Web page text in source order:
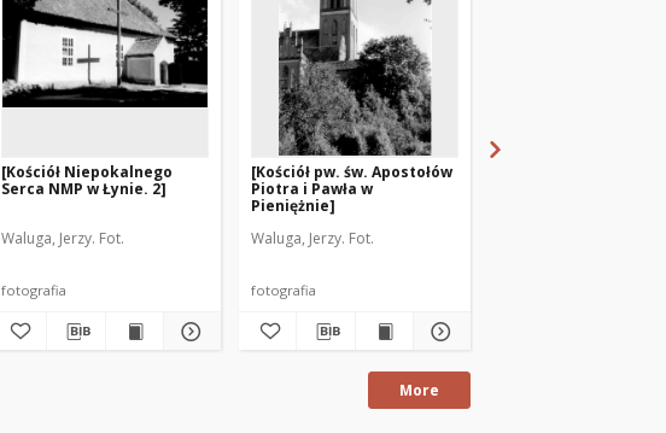
[Kościół Niepokalnego
Serca NMP w Łynie. 2]
Waluga, Jerzy. Fot.
fotografia
[Kościół pw. św. Apostołów
Piotra i Pawła w
Pieniężnie]
Waluga, Jerzy. Fot.
fotografia
More